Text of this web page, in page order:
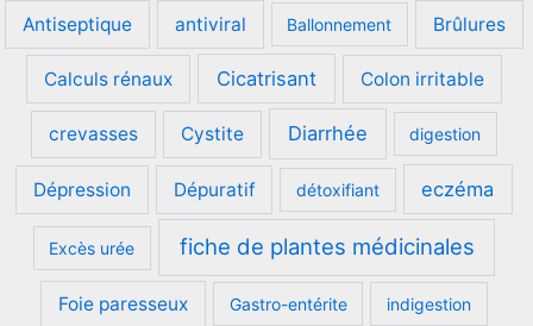
Antiseptique antiviral Ballonnement Brûlures
Calculs rénaux Cicatrisant Colon irritable
crevasses Cystite Diarrhée digestion
Dépression Dépuratif détoxifiant eczéma
Excès urée fiche de plantes médicinales
Foie paresseux Gastro-entérite indigestion